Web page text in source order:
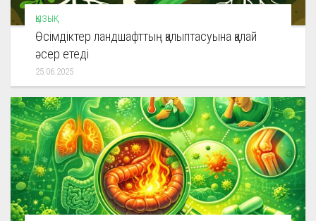
ҚЫЗЫҚ
Өсімдіктер ландшафттың қалыптасуына қалай
әсер етеді
25.06.2025